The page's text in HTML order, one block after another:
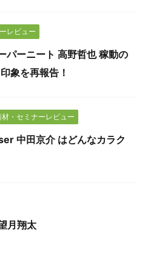
レビュー
パーニート 高野哲也 稼動の
象を再報告！
材・セミナーレビュー
中田京介 はどんなカラク
月翔太